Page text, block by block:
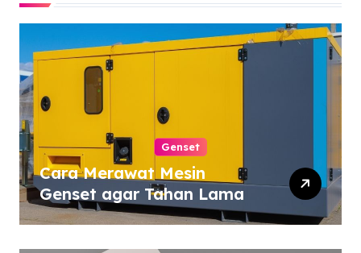
Genset
Cara Merawat Mesin
Genset agar Tahan Lama